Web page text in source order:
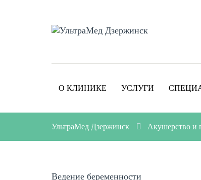
О КЛИНИКЕ УСЛУГИ
УльтраМед Дзержинск Акушерство и
Ведение беременности